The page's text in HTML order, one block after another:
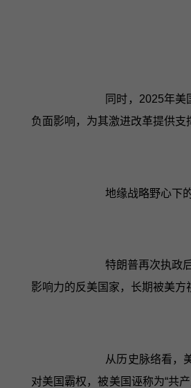
同时，2025年
负面影响，为其激进改革提供支
地缘战略野心下
特朗普再次执政
影响力的反美国家，长期被美方
从历史脉络看，
对美国霸权，被美国诬称为“共